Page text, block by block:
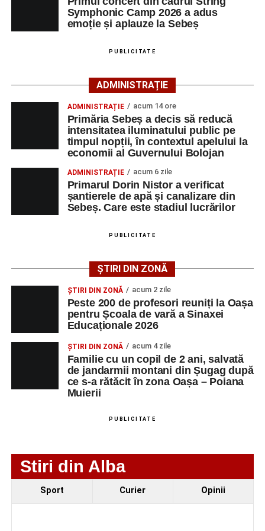
Adaugă-ne ca sursă preferată
Urmărește-ne pe Google News
Ultimele știri din Sebeș
Primăria Sebeș a decis să reducă intensitatea
iluminatului public pe timpul nopții, în contextul
apelului la economii al Guvernului Bolojan
Duminică, 23 august 2026, Râpa Roșie găzduiește
cea de-a III-a ediție a concursului „CicloAventurier
de Sebeș”
Primul concert din cadrul String Symphonic Camp
Facebook Messenger WhatsApp Twitter/X Email
participă, timp de o săptămână, la cursuri de
perfecționare, repetiții și activități artistice desfășurate sub
După mai multe zile de pregătire intensivă, participanții
public. Fiecare interpretare a evidențiat nivelul artistic al
tinerilor muzicieni și munca depusă în cadrul taberei, iar
spectatorii au răsplătit prestațiile cu aplauze îndelungate.
Evenimentul face parte din programul
String Symphonic
Camp 2026, proiect susținut deRotary Club Alba Iulia,
Symphonic Camp 2026 a adus
emoție și aplauze la Sebeș
PUBLICITATE
ADMINISTRAȚIE
ADMINISTRAȚIE acum 14 ore
Primăria Sebeș a decis să reducă
intensitatea iluminatului public pe
timpul nopții, în contextul apelului la
economii al Guvernului Bolojan
ADMINISTRAȚIE acum 6 zile
Primarul Dorin Nistor a verificat
șantierele de apă și canalizare din
Sebeș. Care este stadiul lucrărilor
PUBLICITATE
ȘTIRI DIN ZONĂ
ȘTIRI DIN ZONĂ acum 2 zile
Peste 200 de profesori reuniți la Oașa
pentru Școala de vară a Sinaxei
Educaționale 2026
ȘTIRI DIN ZONĂ acum 4 zile
Familie cu un copil de 2 ani, salvată
de jandarmii montani din Șugag după
ce s-a rătăcit în zona Oașa – Poiana
Muierii
PUBLICITATE
Stiri din Alba
Sport Curier Opinii